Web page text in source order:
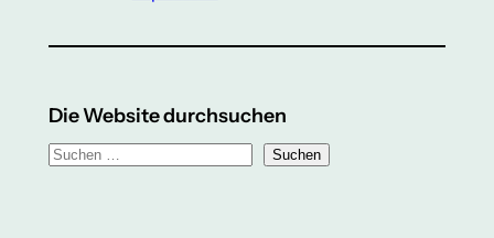
Die Website durchsuchen
S
Suchen